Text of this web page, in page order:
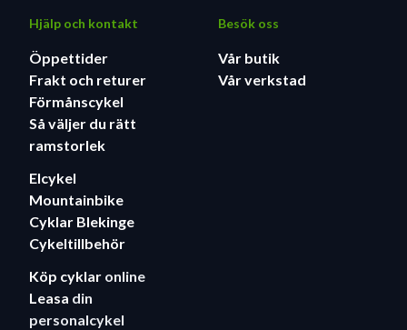
Hjälp och kontakt
Öppettider
Frakt och returer
Förmånscykel
Så väljer du rätt
ramstorlek
Elcykel
Mountainbike
Cyklar Blekinge
Cykeltillbehör
Köp cyklar online
Leasa din
personalcykel
Besök oss
Vår butik
Vår verkstad